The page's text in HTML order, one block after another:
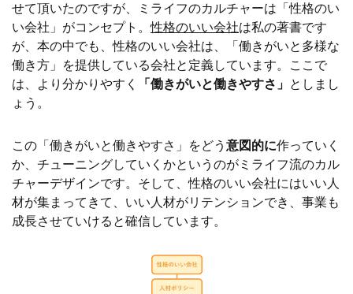
せて頂いたのですが、ミライフのカルチャーは「性格のい
い会社」がコンセプト。性格のいい会社は私の著書です
が、本の中でも、性格のいい会社は、「働きがいと多様な
働き方」を提供している会社と定義しています。ここで
は、より分かりやすく
「働きがいと働きやすさ」 としまし
ょう。
この「働きがいと働きやすさ」をどう 意図的に作っていく
か、チューニングしていくかというのがミライフ流のカル
チャーデザインです。そして、性格のいい会社にはいい人
材が集まってきて、いい人材がリテンションでき、事業も
成長させていけると確信しています。